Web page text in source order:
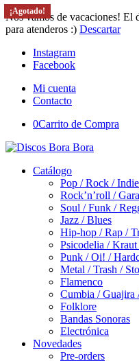
Nos vamos de vacaciones! El
para atenderos :) Descartar
Instagram
Facebook
Mi cuenta
Contacto
0Carrito de Compra
Catálogo
Pop / Rock / Indie
Rock’n’roll /
Soul / Funk /
Jazz / Blues
Hip-hop / Rap /
Psicodelia /
Punk / Oi! /
Metal / Trash /
Flamenco
Cumbia / Guajira
Folklore
Bandas Sonoras
Electrónica
Novedades
Pre-orders
¡Agotado!
¡Agotado!